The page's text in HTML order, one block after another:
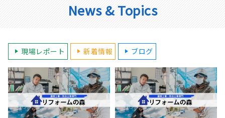
News & Topics
現場レポート 新着情報 ブログ